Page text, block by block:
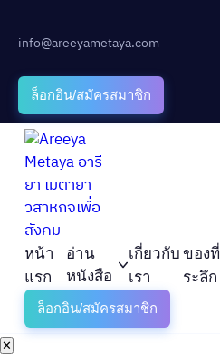
info@areeyametaya.com
ล็อกอิน/สมัครสมาชิก
หน้า
แรก
อ่าน
หนังสือ
เกี่ยวกับ
เรา
ของที่
ระลึก
ล็อกอิน/สมัครสมาชิก
✕